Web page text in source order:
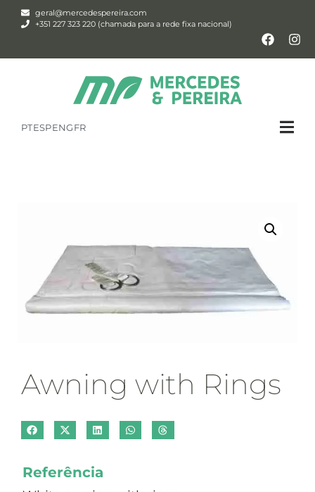
geral@mercedespereira.com
+351 227 323 220 (chamada para a rede fixa nacional)
PTESPENGFR
Awning with Rings
Referência